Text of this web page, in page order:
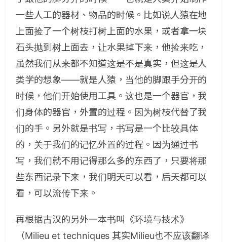
一些人工的器材、物品的时候。比如说人猿在地
上面捡了一个树枝打树上面的水果，或者拿一块
石头抛到树上面去，让水果掉下来，他捡来吃，
虽然我们从来都不知道这是不是真实，但这是人
类学的想象——就是人猿，当他的脚跟手分开的
时候，他们开始使用工具。这也是一个器官，我
们身体的器官，外置的过程。因为树枝代替了我
们的手。另外就是书写，书写是一个比较具体
的，关于我们的记忆外置的过程。因为通过书
写，我们就不用记得那么多的东西了，只要将那
些东西记录下来，我们明天可以看，后天都可以
看，可以流传下来。
再根据古汉的另外一本书叫《环境与技术》
（Milieu et techniques 其实Milieu也不应该翻译